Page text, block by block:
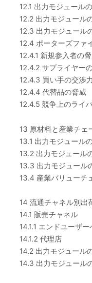
12.1 出力モジュール
12.2 出力モジュール
12.3 出力モジュール
12.4 ポーターズファ
12.4.1 新規参入者の
12.4.2 サプライヤー
12.4.3 買い手の交渉力
12.4.4 代替品の脅威
12.4.5 競争上のライ
13 原材料と産業チェ
13.1 出力モジュール
13.2 出力モジュール
13.3 出力モジュール
13.4 産業バリューチ
14 流通チャネル別出
14.1 販売チャネル
14.1.1 エンドユーザ
14.1.2 代理店
14.2 出力モジュール
14.3 出力モジュール